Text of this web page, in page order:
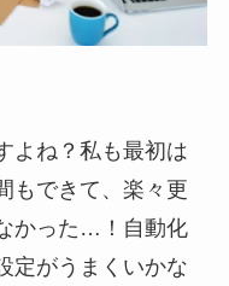
よね？私も最初は
もできて、楽々更
かった…！自動化
定がうまくいかな